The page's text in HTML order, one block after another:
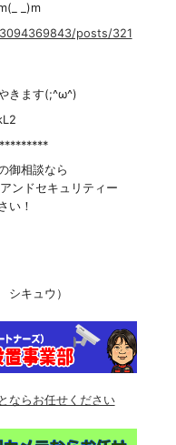
_)m
posts/321
きます(;^ω^)
御相談なら
ンドセキュリティー
い！
キュウ）
ならお任せください